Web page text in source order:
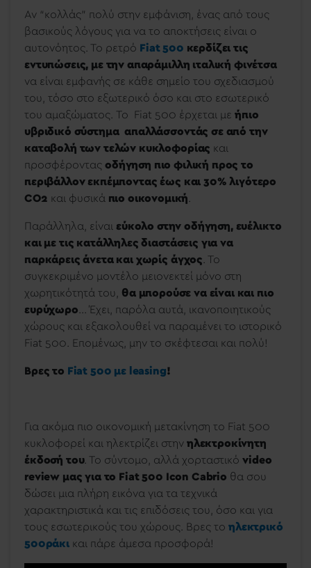
Αν “κολλάς” πολύ στην εμφάνιση, ένας από τους
βασικούς λόγους για να το αποκτήσεις είναι ο
αυτονόητος. Το ρετρό Fiat 500 κερδίζει τις
εντυπώσεις, με την απαράμιλλη ιταλική φινέτσα
να είναι εμφανής σε κάθε σημείο του σχεδιασμού
του, τόσο στο εξωτερικό όσο και στο εσωτερικό
του αμαξώματος. To Fiat 500 έρχεται με ήπιο
υβριδικό σύστημα απαλλάσσοντάς σε από την
καταβολή των τελών κυκλοφορίας και
προσφέροντας οδήγηση πιο φιλική προς το
περιβάλλον εκπέμποντας έως και 30% λιγότερο
CO2 και φυσικά πιο οικονομική
Παράλληλα, είναι εύκολο στην οδήγηση, ευέλικτο
και με τις κατάλληλες διαστάσεις για να
παρκάρεις άνετα και χωρίς άγχος . Το
συγκεκριμένο μοντέλο μειονεκτεί μόνο στη
χωρητικότητά του, θα μπορούσε να είναι και πιο
ευρύχωρο ... Έχει, παρόλα αυτά, ικανοποιητικούς
χώρους και εξακολουθεί να παραμένει το ιστορικό
Fiat 500. Επομένως, μην το σκέφτεσαι και πολύ!
Βρες το Fiat 500 με leasing!
Για ακόμα πιο οικονομική μετακίνηση το Fiat 500
κυκλοφορεί και ηλεκτρίζει στην ηλεκτροκίνητη
έκδοσή του. Το σύντομο, αλλά χορταστικόvideo
review μας για το Fiat 500 Icon Cabrio θα σου
δώσει μια πλήρη εικόνα για τα τεχνικά
χαρακτηριστικά και τις επιδόσεις του, όσο και για
τους εσωτερικούς του χώρους. Βρες το ηλεκτρικό
500ράκι και πάρε άμεσα προσφορά!